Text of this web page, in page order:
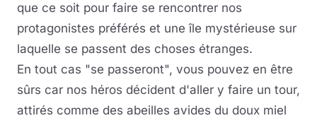
que ce soit pour faire se rencontrer nos
protagonistes préférés et une île mystérieuse sur
laquelle se passent des choses étranges.
En tout cas "se passeront", vous pouvez en être
sûrs car nos héros décident d'aller y faire un tour,
attirés comme des abeilles avides du doux miel